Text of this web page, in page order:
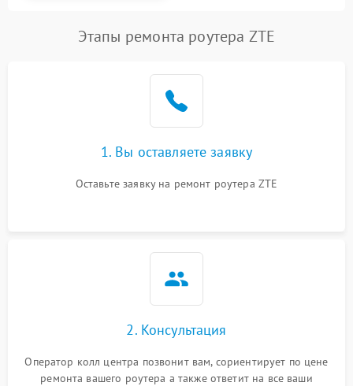
Этапы ремонта роутера ZTE
1. Вы оставляете заявку
Оставьте заявку на ремонт роутера ZTE
2. Консультация
Оператор колл центра позвонит вам, сориентирует по цене
ремонта вашего роутера а также ответит на все ваши